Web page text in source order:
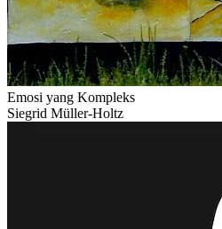
Emosi yang Kompleks
Siegrid Müller-Holtz